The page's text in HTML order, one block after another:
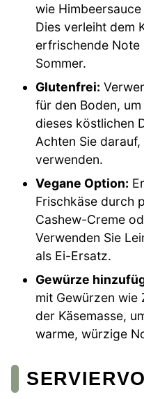
wie
Dies verleiht dem
erfrischende
Sommer.
Glutenfrei:
für den Boden,
dieses köstlichen
Achten Sie
verwenden.
Vegane Option:
Frischkäse durch
Cashew-Creme
Verwenden Sie
als Ei-Ersatz.
Gewürze
mit Gewürzen wie
der Käsemasse,
warme, würzige